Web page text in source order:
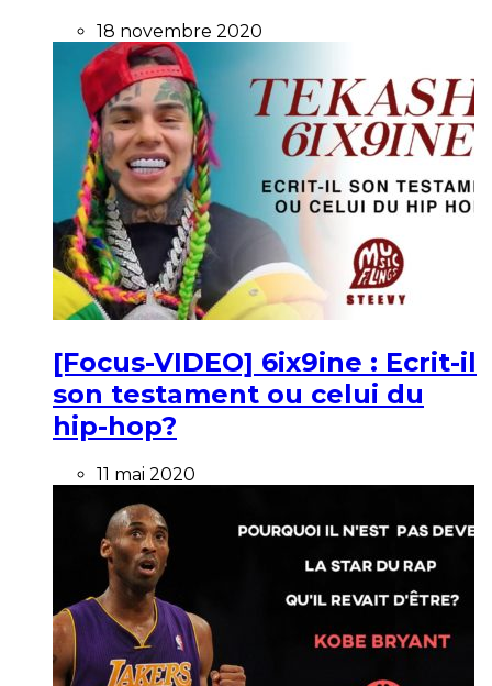
18 novembre 2020
[Focus-VIDEO] 6ix9ine : Ecrit-il
son testament ou celui du
hip-hop?
11 mai 2020